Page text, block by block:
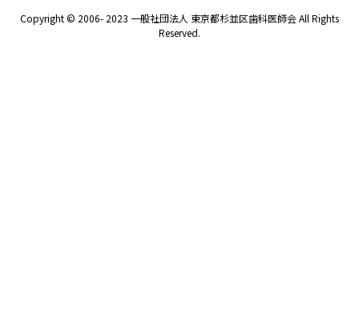
Copyright © 2006- 2023 一般社団法人 東京都杉並区歯科医師会 All Rights
Reserved.